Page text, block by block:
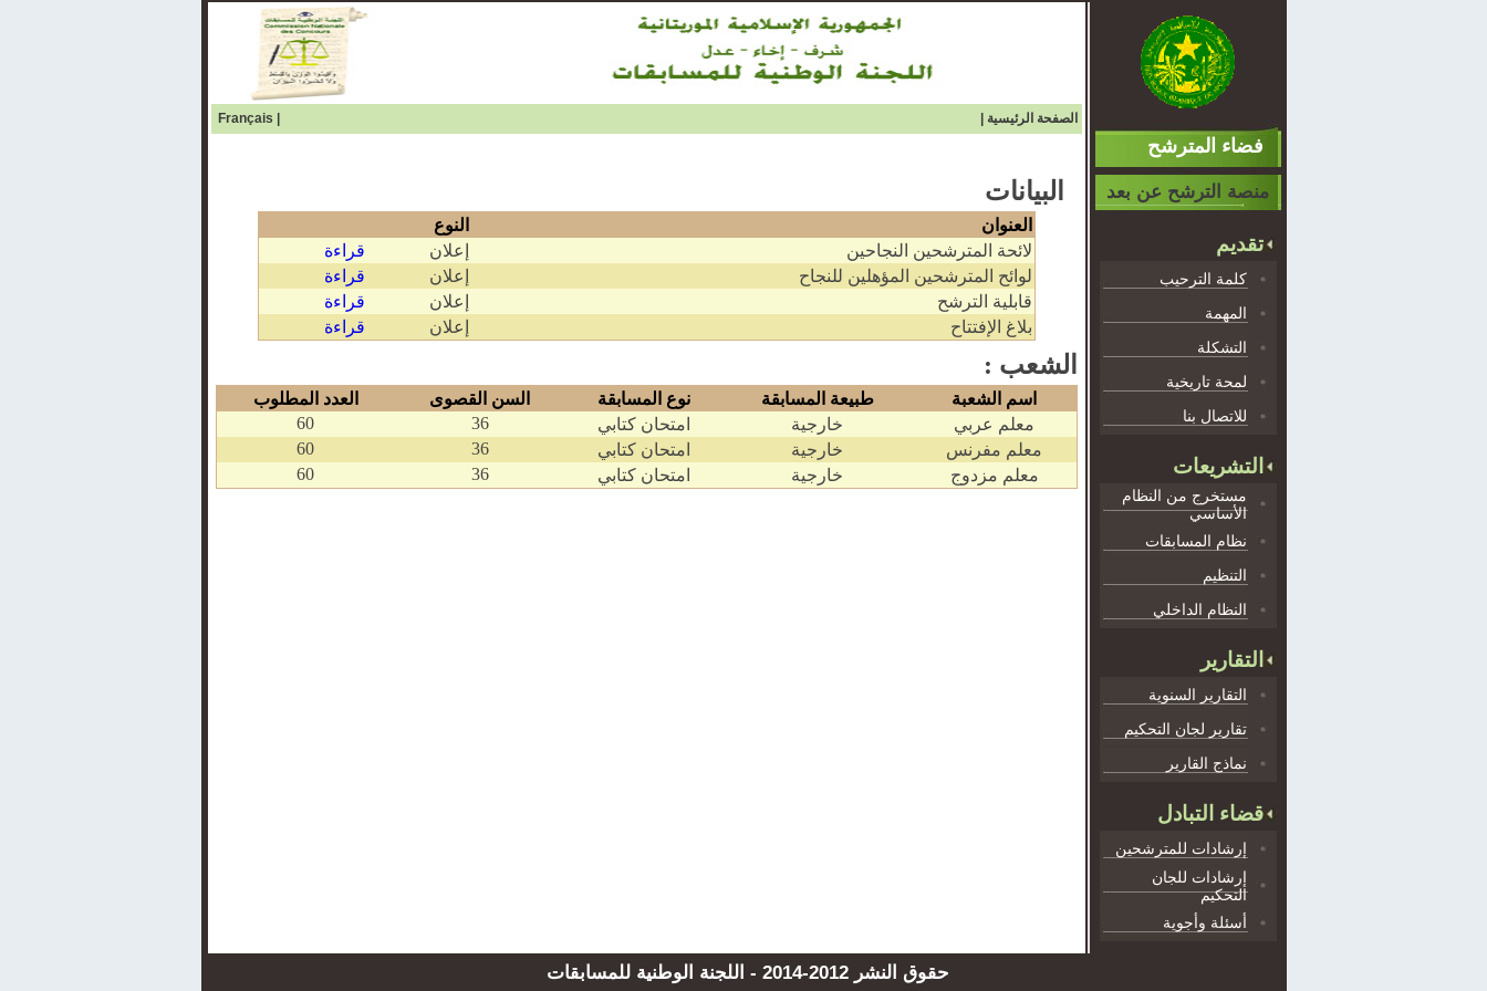
Français الصفحة الرئيسية
البيانات
النوع
العنوان
قراءة
إعلان
لائحة المترشحين النجاحين
قراءة
إعلان
لوائح المترشحين المؤهلين للنجاح
قراءة
إعلان
قابلية الترشح
قراءة
إعلان بلاغ الإفتتاح
: الشعب
العدد المطلوب السن القصوى نوع المسابقة طبيعة المسابقة
اسم الشعبة
60
36 امتحان كتابي خارجية
معلم عربي
60
36 امتحان كتابي خارجية
معلم مفرنس
60
36 امتحان كتابي خارجية معلم مزدوج
منصة الترشح عن بعد
تقديم
كلمة الترحيب
المهمة
التشكلة
لمحة تاريخية
للاتصال بنا
التشريعات
مستخرج من النظام
الأساسي
نظام المسابقات
التنظيم
النظام الداخلي
التقارير
التقارير السنوية
تقارير لجان التحكيم
نماذج القارير
قضاء التبادل
إرشادات للمترشحين
إرشادات للجان
التحكيم
أسئلة وأجوية
حقوق النشر 2012-2014 - اللجنة الوطنية للمسابقات